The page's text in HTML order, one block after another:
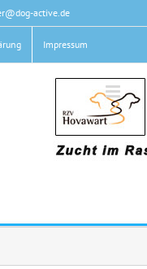
active.de
Impressum